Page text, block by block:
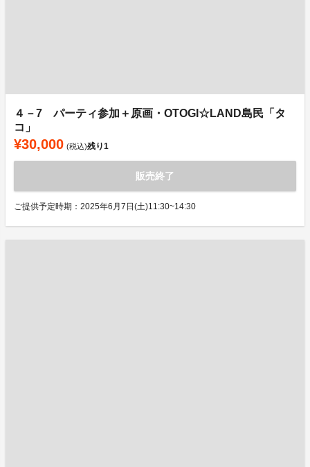
４－7 パーティ参加＋原画・OTOGI☆LAND島民「タ
コ」
¥30,000 (税込)残り1
販売終了
ご提供予定時期：2025年6月7日(土)11:30~14:30